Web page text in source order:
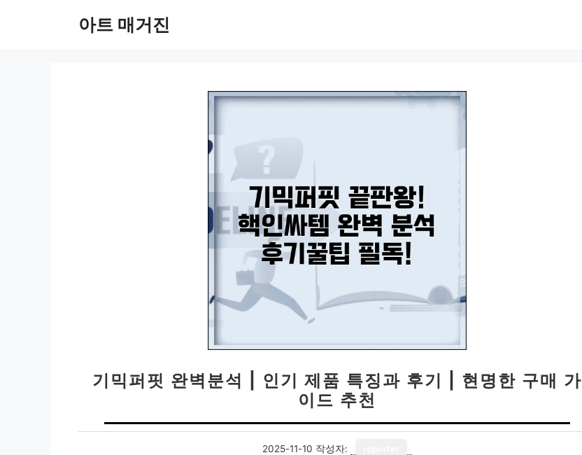
아트 매거진
기믹퍼핏 완벽분석 | 인기 제품 특징과 후기 | 현명한 구매 가
이드 추천
2025-11-10 작성자: